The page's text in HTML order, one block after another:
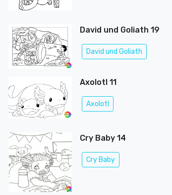
David und Goliath 19
David und Goliath
Axolotl 11
Axolotl
Cry Baby 14
Cry Baby